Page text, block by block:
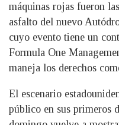
máquinas rojas fueron
asfalto del nuevo
cuyo evento tiene un
Formula One
maneja los derechos
El escenario
público en sus primeros